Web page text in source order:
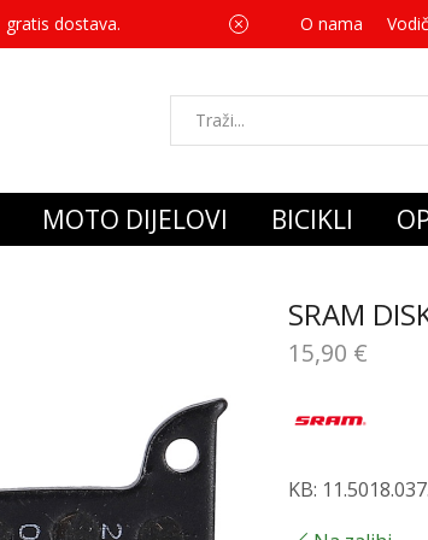
dostava. O nama
MOTO DIJELOVI BICIKLI
SRAM
15,90 €
KB: